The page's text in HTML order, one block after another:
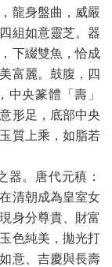
龍身盤曲，威嚴
組如意靈芝。器
下綴雙魚，恰成
富麗。鼓腹，四
央篆體「壽」
形足，底部中央
質上乘，如脂若
器。唐代元稹：
清朝成為皇室女
身分尊貴、財富
色純美，拋光打
意、吉慶與長壽